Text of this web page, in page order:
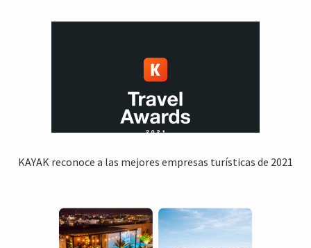
KAYAK reconoce a las mejores empresas turísticas de 2021